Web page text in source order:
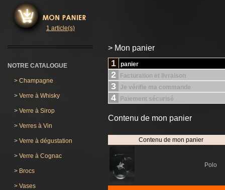
1 article(s)
NOTRE CATALOGUE
> Champagne
> Verre à Whisky
> Verre à Sirop
> Verres à Vin
> Verre à dégustation
> Verre à Cognac
> Brocs
> Vases
> Mon panier
1 panier
2 Facturation et livraison
3 Je vérifie ma commande
4 Paiement sécurisé
Contenu de mon panier
Contenu de mon panier
Polo